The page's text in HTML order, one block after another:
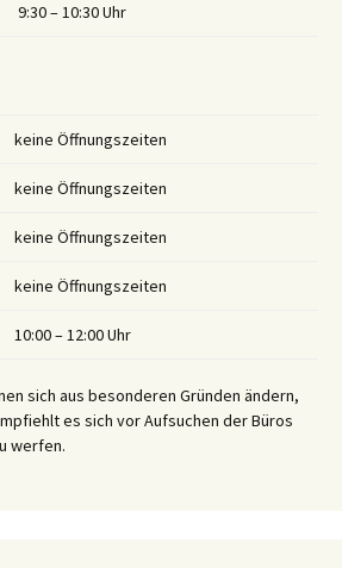
9:30 – 10:30 Uhr
keine Öffnungszeiten
keine Öffnungszeiten
keine Öffnungszeiten
keine Öffnungszeiten
10:00 – 12:00 Uhr
sich aus besonderen Gründen ändern,
es sich vor Aufsuchen der Büros
werfen.